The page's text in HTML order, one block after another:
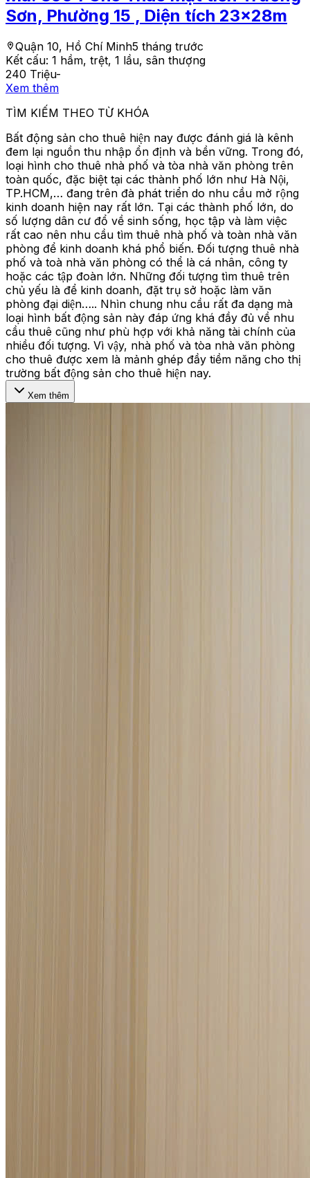
Sơn, Phường 15 , Diện tích 23x28m
Quận 10, Hồ Chí Minh5 tháng trước
Kết cấu: 1 hầm, trệt, 1 lầu, sân thượng
240 Triệu-
Xem thêm
TÌM KIẾM THEO TỪ KHÓA
Bất động sản cho thuê hiện nay được đánh giá là kênh
đem lại nguồn thu nhập ổn định và bền vững. Trong đó,
loại hình cho thuê nhà phố và tòa nhà văn phòng trên
toàn quốc, đặc biệt tại các thành phố lớn như Hà Nội,
TP.HCM,… đang trên đà phát triển do nhu cầu mở rộng
kinh doanh hiện nay rất lớn. Tại các thành phố lớn, do
số lượng dân cư đổ về sinh sống, học tập và làm việc
rất cao nên nhu cầu tìm thuê nhà phố và toàn nhà văn
phòng để kinh doanh khá phổ biến. Đối tượng thuê nhà
phố và toà nhà văn phòng có thể là cá nhân, công ty
hoặc các tập đoàn lớn. Những đối tượng tìm thuê trên
chủ yếu là để kinh doanh, đặt trụ sở hoặc làm văn
phòng đại diện….. Nhìn chung nhu cầu rất đa dạng mà
loại hình bất động sản này đáp ứng khá đầy đủ về nhu
cầu thuê cũng như phù hợp với khả năng tài chính của
nhiều đối tượng. Vì vậy, nhà phố và tòa nhà văn phòng
cho thuê được xem là mảnh ghép đầy tiềm năng cho thị
trường bất động sản cho thuê hiện nay.
Xem thêm